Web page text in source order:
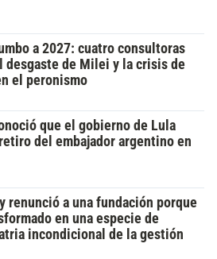
a 2027: cuatro consultoras
desgaste de Milei y la crisis de
el peronismo
que el gobierno de Lula
del embajador argentino en
renunció a una fundación porque
en una especie de
incondicional de la gestión